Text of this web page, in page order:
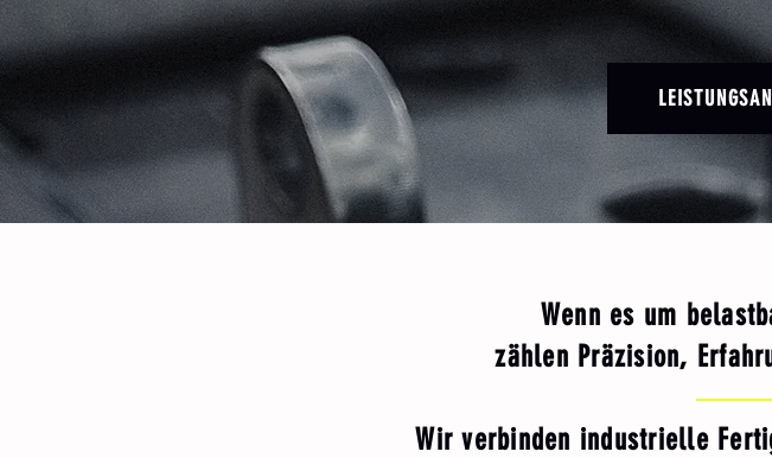
Wenn es um
zählen Präzision,
Wir verbinden industrielle